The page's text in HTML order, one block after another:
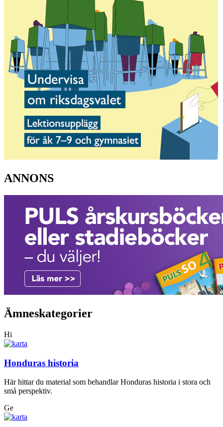
ANNONS
Ämneskategorier
Hi
Honduras historia
Här hittar du material som behandlar Honduras historia i stora och
små perspektiv.
Ge